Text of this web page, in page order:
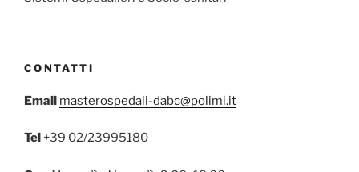
CONTATTI
Email masterospedali-dabc@polimi.it
Tel +39 02/23995180